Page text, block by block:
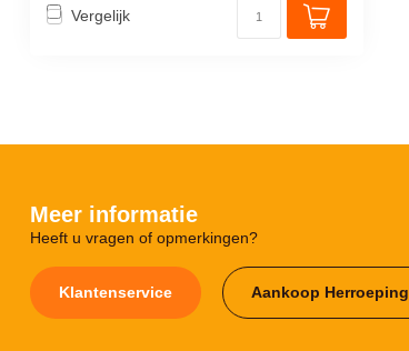
Vergelijk
Meer informatie
Heeft u vragen of opmerkingen?
Klantenservice Aankoop Herroeping